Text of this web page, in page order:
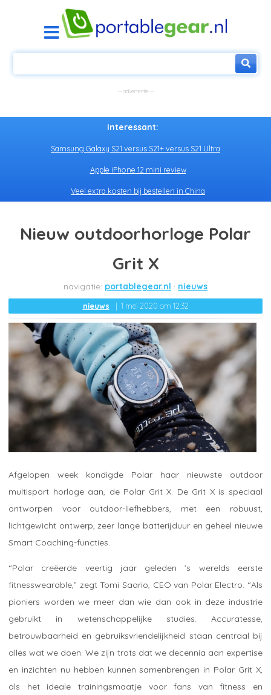
Interessant:
Samsung Galaxy S21 versus S21+ versus S21 Ultra
Apple iPhone 12 mini review
Veel extra kosten bij bestellen in China
Nieuw outdoorhorloge Polar
Grit X
portablegear.nl nieuws
nieuws 1 mei 2020 om 12:32
Afgelopen week kondigde Polar haar nieuwste outdoor
multisport horloge aan, de Polar Grit X. De Grit X is speciaal
ontworpen voor outdoor-liefhebbers, met een robuust,
lichtgewicht ontwerp, zeer lange batterijduur en geheel nieuwe
Smart Coaching-functies.
“Polar creëerde veertig jaar geleden ’s werelds eerste
fitnesswearable,” zegt Tomi Saario, CEO van Polar Electro. “Als
pioniers worden we meer dan wie dan ook in deze industrie
gebruikt in wetenschappelijke studies. Accuratesse,
betrouwbaarheid en gebruiksvriendelijkheid staan centraal bij
alles wat we doen. We zijn trots dat we decennia aan expertise
en inzichten nu hebben kunnen samenbrengen in Polar Grit X,
als het ideale trainingsmaatje voor fans van fitness en